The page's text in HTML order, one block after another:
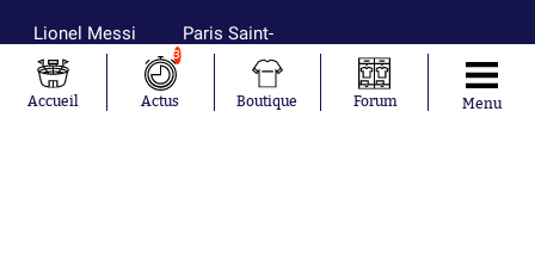
Lionel Messi
Maghnes
Akliouche
Mohamed
Paris Saint-
Germain
Real Madrid
Olympique de
Accueil
3
Actus Boutique Forum Menu